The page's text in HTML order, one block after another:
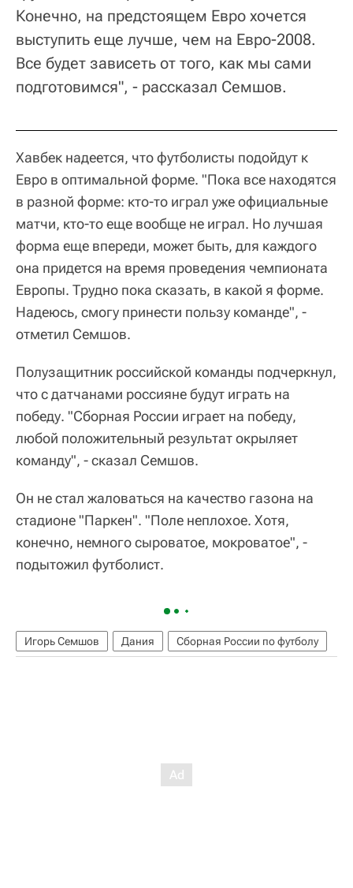
Конечно, на предстоящем Евро хочется
выступить еще лучше, чем на Евро-2008.
Все будет зависеть от того, как мы сами
подготовимся", - рассказал Семшов.
Хавбек надеется, что футболисты подойдут к
Евро в оптимальной форме. "Пока все находятся
в разной форме: кто-то играл уже официальные
матчи, кто-то еще вообще не играл. Но лучшая
форма еще впереди, может быть, для каждого
она придется на время проведения чемпионата
Европы. Трудно пока сказать, в какой я форме.
Надеюсь, смогу принести пользу команде", -
отметил Семшов.
Полузащитник российской команды подчеркнул,
что с датчанами россияне будут играть на
победу. "Сборная России играет на победу,
любой положительный результат окрыляет
команду", - сказал Семшов.
Он не стал жаловаться на качество газона на
стадионе "Паркен". "Поле неплохое. Хотя,
конечно, немного сыроватое, мокроватое", -
подытожил футболист.
Игорь Семшов Дания Сборная России по футболу